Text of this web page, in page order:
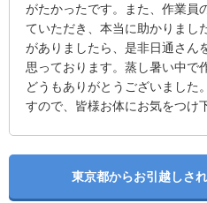
がたかったです。また、作業員
ていただき、本当に助かりまし
がありましたら、是非日通さん
思っております。蒸し暑い中で
どうもありがとうございました
すので、皆様お体にお気をつけ
東京都からお引越しさ